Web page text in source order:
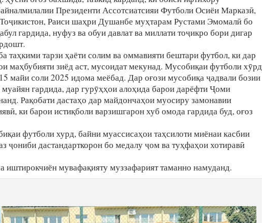
Президенти Ассотсиатсияи Футболи Осиёи Марказӣ,
Раиси шаҳри Душанбе муҳтарам Рустами Эмомалӣ бо
гардида, нуфуз ва обуи давлат ва миллати тоҷикро бори дигар
тарзи ҳаёти солим ва оммавияти бештари футбол, ки дар
маҳбубияти зиёд аст, мусоидат мекунад. Мусобиқаи футболи хӯрд
майи соли 2025 идома меёбад. Дар оғози мусобиқа ҷадвали бозии
гардида, дар гурӯҳҳои алоҳида барои дарёфти Ҷоми
Рақобати дастаҳо дар майдончаҳои муосиру замонавии
ки барои истиқболи варзишгарон хуб омода гардида буд, оғоз
футболи хурд, байни муассисаҳои таҳсилоти миёнаи касбии
ҷониби дастандарткорон бо медалу ҷом ва туҳфаҳои хотиравӣ
мувафақияту муззафарият таманно намуданд.